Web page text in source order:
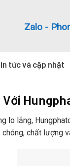
Zalo -
tức và cập nhật
Với
lo lắng,
chất lượng